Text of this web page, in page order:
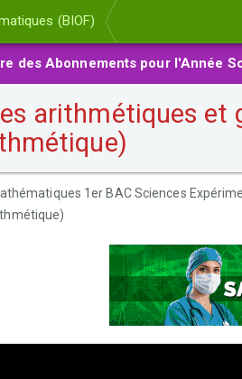
(BIOF)
des Abonnements pour l'Année
arithmétiques et
1er BAC Sciences